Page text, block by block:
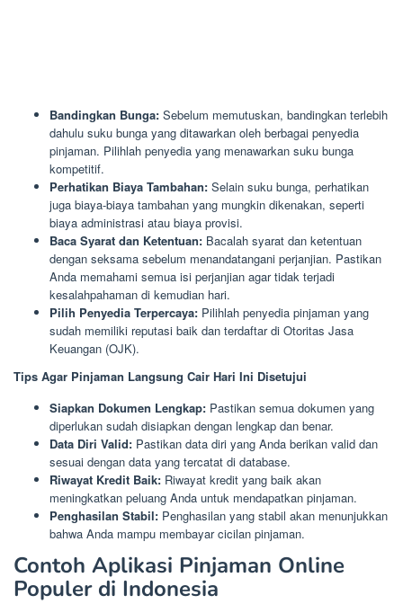
Bandingkan Bunga: Sebelum memutuskan, bandingkan terlebih
dahulu suku bunga yang ditawarkan oleh berbagai penyedia
pinjaman. Pilihlah penyedia yang menawarkan suku bunga
kompetitif.
Perhatikan Biaya Tambahan: Selain suku bunga, perhatikan
juga biaya-biaya tambahan yang mungkin dikenakan, seperti
biaya administrasi atau biaya provisi.
Baca Syarat dan Ketentuan: Bacalah syarat dan ketentuan
dengan seksama sebelum menandatangani perjanjian. Pastikan
Anda memahami semua isi perjanjian agar tidak terjadi
kesalahpahaman di kemudian hari.
Pilih Penyedia Terpercaya: Pilihlah penyedia pinjaman yang
sudah memiliki reputasi baik dan terdaftar di Otoritas Jasa
Keuangan (OJK).
Tips Agar Pinjaman Langsung Cair Hari Ini Disetujui
Siapkan Dokumen Lengkap: Pastikan semua dokumen yang
diperlukan sudah disiapkan dengan lengkap dan benar.
Data Diri Valid: Pastikan data diri yang Anda berikan valid dan
sesuai dengan data yang tercatat di database.
Riwayat Kredit Baik: Riwayat kredit yang baik akan
meningkatkan peluang Anda untuk mendapatkan pinjaman.
Penghasilan Stabil: Penghasilan yang stabil akan menunjukkan
bahwa Anda mampu membayar cicilan pinjaman.
Contoh Aplikasi Pinjaman Online
Populer di Indonesia